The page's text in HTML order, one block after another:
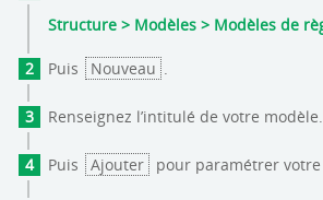
Structure > Modèles > Modèles de
Puis Nouveau
Renseignez l’intitulé de votre modèle.
Puis Ajouter pour paramétrer votre